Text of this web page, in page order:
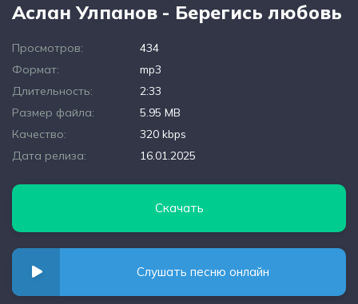
Аслан Улпанов - Берегись любовь
Просмотров:
434
Формат:
mp3
Длительность:
2:33
Размер файла:
5.95 MB
Качество:
320 kbps
Дата релиза:
16.01.2025
Скачать
Слушать песню онлайн